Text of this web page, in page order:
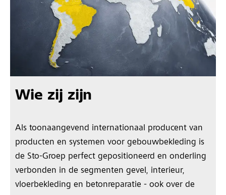
Wie zij zijn
Als toonaangevend internationaal producent van
producten en systemen voor gebouwbekleding is
de Sto-Groep perfect gepositioneerd en onderling
verbonden in de segmenten gevel, interieur,
vloerbekleding en betonreparatie - ook over de